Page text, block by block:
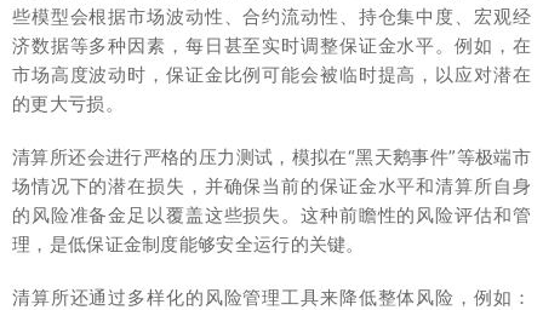
些模型会根据市场波动性、合约流动性、持仓集中度、宏观经
济数据等多种因素，每日甚至实时调整保证金水平。例如，在
市场高度波动时，保证金比例可能会被临时提高，以应对潜在
的更大亏损。
清算所还会进行严格的压力测试，模拟在“黑天鹅事件”等极端市
场情况下的潜在损失，并确保当前的保证金水平和清算所自身
的风险准备金足以覆盖这些损失。这种前瞻性的风险评估和管
理，是低保证金制度能够安全运行的关键。
清算所还通过多样化的风险管理工具来降低整体风险，例如：